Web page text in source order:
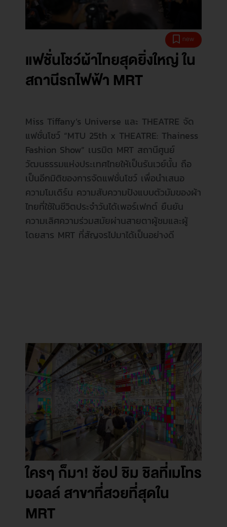
new
แฟชั่นโชว์ผ้าไทยสุดยิ่งใหญ่ ใน
สถานีรถไฟฟ้า MRT
Miss Tiffany’s Universe และ THEATRE จัด
แฟชั่นโชว์ “MTU 25th x THEATRE: Thainess
Fashion Show” เนรมิต MRT สถานีศูนย์
วัฒนธรรมแห่งประเทศไทยให้เป็นรันเวย์นั้น ถือ
เป็นอีกมิติของการจัดแฟชั่นโชว์ เพื่อนำเสนอ
ความโมเดิร์น ความสับความปังแบบตัวมัมของผ้า
ไทยที่ใช้ในชีวิตประจำวันได้เพอร์เฟกต์ ยืนยัน
ความเลิศความร่วมสมัยผ่านสายตาผู้ชมและผู้
โดยสาร MRT ที่สัญจรไปมาได้เป็นอย่างดี
ใครๆ ก็มา! ช้อป ชิม ชิลที่เมโทร
มอลล์ สาขาที่สวยที่สุดใน
MRT